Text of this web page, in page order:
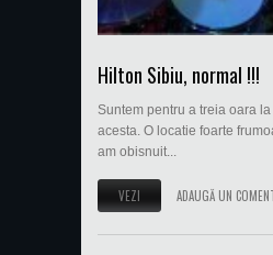
Hilton Sibiu, normal !!!
Suntem pentru a treia oara
acesta. O locatie foarte
am obisnuit...
VEZI ADAUGĂ UN